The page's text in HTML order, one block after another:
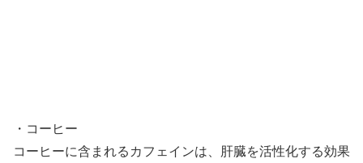
・コーヒー
コーヒーに含まれるカフェインは、肝臓を活性化する効果